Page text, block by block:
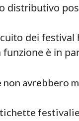
distributivo
dei
è in
non avrebbero